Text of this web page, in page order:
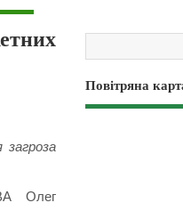
загроза
Олег
Повітряна